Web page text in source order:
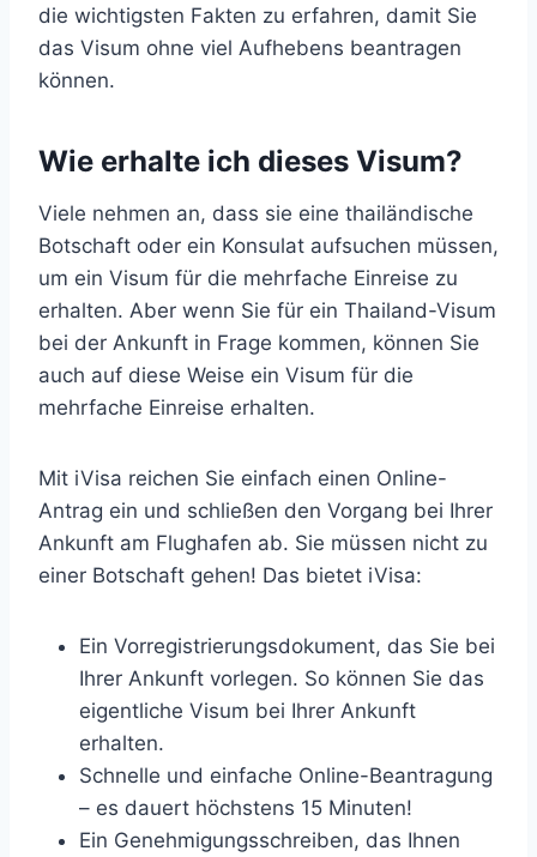
die wichtigsten Fakten zu erfahren, damit Sie
das Visum ohne viel Aufhebens beantragen
können.
Wie erhalte ich dieses Visum?
Viele nehmen an, dass sie eine thailändische
Botschaft oder ein Konsulat aufsuchen müssen,
um ein Visum für die mehrfache Einreise zu
erhalten. Aber wenn Sie für ein Thailand-Visum
bei der Ankunft in Frage kommen, können Sie
auch auf diese Weise ein Visum für die
mehrfache Einreise erhalten.
Mit iVisa reichen Sie einfach einen Online-
Antrag ein und schließen den Vorgang bei Ihrer
Ankunft am Flughafen ab. Sie müssen nicht zu
einer Botschaft gehen! Das bietet iVisa:
Ein Vorregistrierungsdokument, das Sie bei
Ihrer Ankunft vorlegen. So können Sie das
eigentliche Visum bei Ihrer Ankunft
erhalten.
Schnelle und einfache Online-Beantragung
– es dauert höchstens 15 Minuten!
Ein Genehmigungsschreiben, das Ihnen